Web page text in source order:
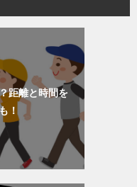
距離と時間を
！